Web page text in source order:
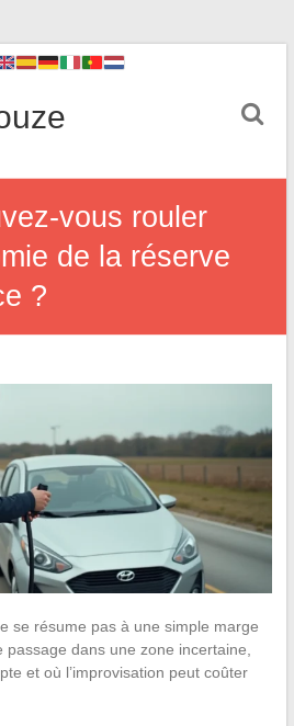
vous rouler
de la réserve
?
se résume pas à une simple marge
dans une zone incertaine,
et où l’improvisation peut coûter